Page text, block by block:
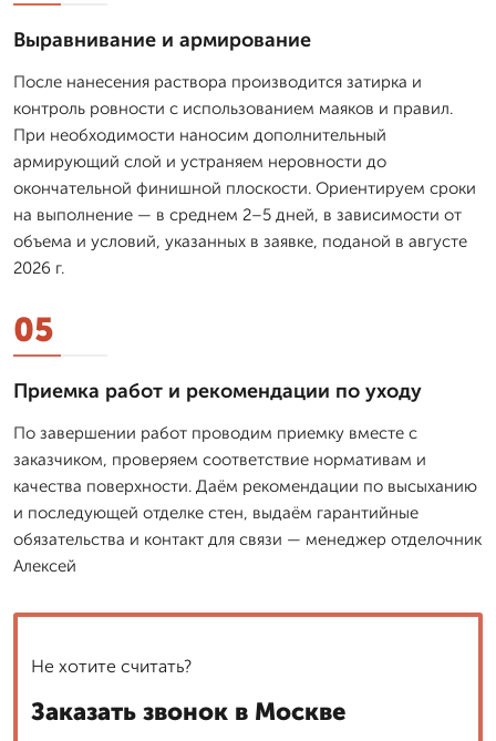
Выравнивание и армирование
После нанесения раствора производится затирка и
контроль ровности с использованием маяков и правил.
При необходимости наносим дополнительный
армирующий слой и устраняем неровности до
окончательной финишной плоскости. Ориентируем сроки
на выполнение — в среднем 2–5 дней, в зависимости от
объема и условий, указанных в заявке, поданой в августе
2026 г.
05
Приемка работ и рекомендации по уходу
По завершении работ проводим приемку вместе с
заказчиком, проверяем соответствие нормативам и
качества поверхности. Даём рекомендации по высыханию
и последующей отделке стен, выдаём гарантийные
обязательства и контакт для связи — менеджер отделочник
Алексей
Не хотите считать?
Заказать звонок в Москве